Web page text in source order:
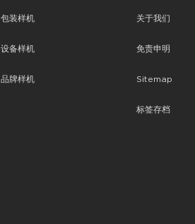
包装样机
设备样机
品牌样机
关于我们
免责申明
Sitemap
标签存档